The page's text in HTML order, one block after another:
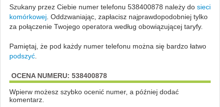
Szukany przez Ciebie numer telefonu 538400878 należy do sieci
komórkowej. Oddzwaniając, zapłacisz najprawdopodobniej tylko
za połączenie Twojego operatora według obowiązującej taryfy.
Pamiętaj, że pod każdy numer telefonu można się bardzo łatwo
podszyć.
OCENA NUMERU: 538400878
Wpierw możesz szybko ocenić numer, a później dodać
komentarz.